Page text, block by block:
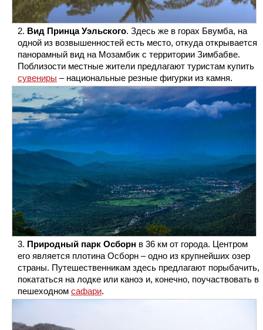
Вид Принца Уэльского. Здесь же в горах Бвумба, на
одной из возвышенностей есть место, откуда открывается
панорамный вид на Мозамбик с территории Зимбабве.
Поблизости местные жители предлагают туристам купить
сувениры – национальные резные фигурки из камня.
Природный парк Осборн в 36 км от города. Центром
его является плотина Осборн – одно из крупнейших озер
страны. Путешественникам здесь предлагают порыбачить,
покататься на лодке или каноэ и, конечно, поучаствовать в
пешеходном сафари.